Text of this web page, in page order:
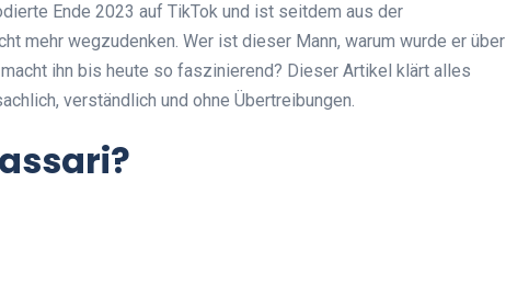
Ende 2023 auf TikTok und ist seitdem aus der
mehr wegzudenken. Wer ist dieser Mann, warum wurde er über
ihn bis heute so faszinierend? Dieser Artikel klärt alles
verständlich und ohne Übertreibungen.